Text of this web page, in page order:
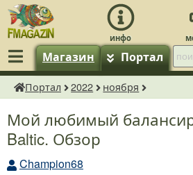
Магазин Портал
fMagazin.ru
Портал 2022 ноября
Мой любимый балансир
Baltic. Обзор
Champion68